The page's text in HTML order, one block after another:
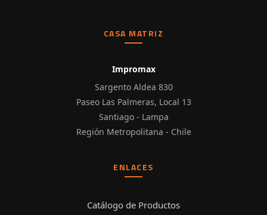
CASA MATRIZ
Impromax
Sargento Aldea 830
Paseo Las Palmeras, Local 13
Santiago - Lampa
Región Metropolitana - Chile
ENLACES
Catálogo de Productos